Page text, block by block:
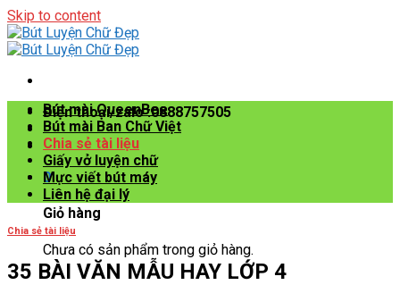
Skip to content
Điện thoại/zalo :0888757505
0
Giỏ hàng
Chưa có sản phẩm trong giỏ hàng.
Bút mài QueenBee
Bút mài Ban Chữ Việt
Chia sẻ tài liệu
Giấy vở luyện chữ
Mực viết bút máy
Liên hệ đại lý
Chia sẻ tài liệu
35 BÀI VĂN MẪU HAY LỚP 4